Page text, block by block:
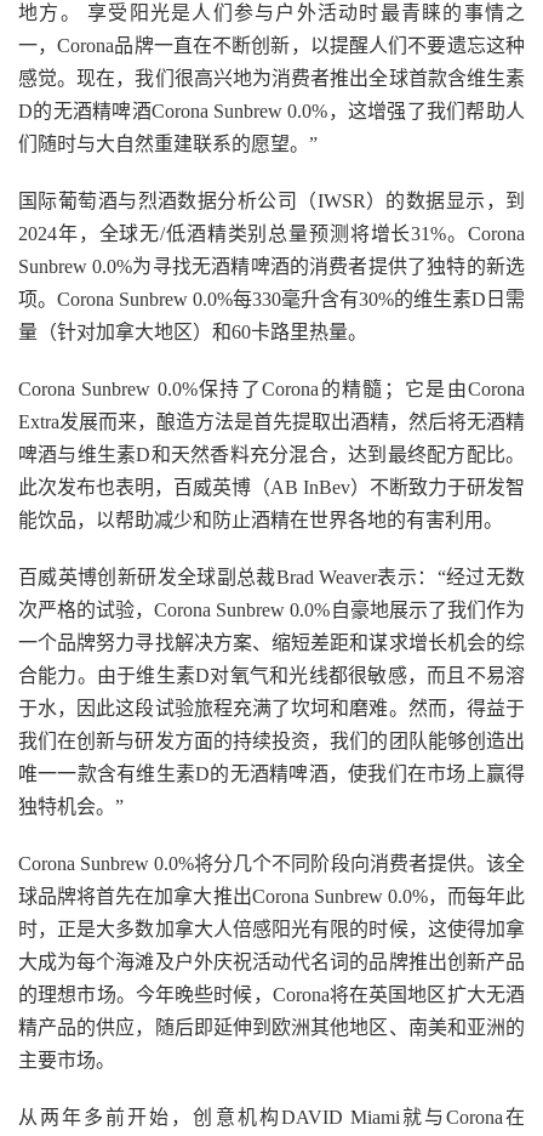
地方。 享受阳光是人们参与户外活动时最青睐的事情之
一，Corona品牌一直在不断创新，以提醒人们不要遗忘这种
感觉。现在，我们很高兴地为消费者推出全球首款含维生素
D的无酒精啤酒Corona Sunbrew 0.0%，这增强了我们帮助人
们随时与大自然重建联系的愿望。”
国际葡萄酒与烈酒数据分析公司（IWSR）的数据显示，到
2024年，全球无/低酒精类别总量预测将增长31%。Corona
Sunbrew 0.0%为寻找无酒精啤酒的消费者提供了独特的新选
项。Corona Sunbrew 0.0%每330毫升含有30%的维生素D日需
量（针对加拿大地区）和60卡路里热量。
Corona Sunbrew 0.0%保持了Corona的精髓；它是由Corona
Extra发展而来，酿造方法是首先提取出酒精，然后将无酒精
啤酒与维生素D和天然香料充分混合，达到最终配方配比。
此次发布也表明，百威英博（AB InBev）不断致力于研发智
能饮品，以帮助减少和防止酒精在世界各地的有害利用。
百威英博创新研发全球副总裁Brad Weaver表示：“经过无数
次严格的试验，Corona Sunbrew 0.0%自豪地展示了我们作为
一个品牌努力寻找解决方案、缩短差距和谋求增长机会的综
合能力。由于维生素D对氧气和光线都很敏感，而且不易溶
于水，因此这段试验旅程充满了坎坷和磨难。然而，得益于
我们在创新与研发方面的持续投资，我们的团队能够创造出
唯一一款含有维生素D的无酒精啤酒，使我们在市场上赢得
独特机会。”
Corona Sunbrew 0.0%将分几个不同阶段向消费者提供。该全
球品牌将首先在加拿大推出Corona Sunbrew 0.0%，而每年此
时，正是大多数加拿大人倍感阳光有限的时候，这使得加拿
大成为每个海滩及户外庆祝活动代名词的品牌推出创新产品
的理想市场。今年晚些时候，Corona将在英国地区扩大无酒
精产品的供应，随后即延伸到欧洲其他地区、南美和亚洲的
主要市场。
从两年多前开始，创意机构DAVID Miami就与Corona在